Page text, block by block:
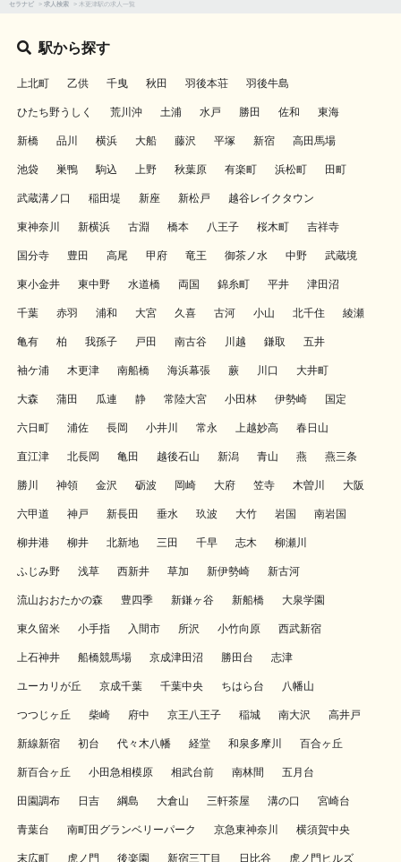
セラナビ > 求人検索 > 木更津駅の求人一覧
駅から探す
上北町 乙供 千曳 秋田 羽後本荘 羽後牛島
ひたち野うしく 荒川沖 土浦 水戸 勝田 佐和 東海
新橋 品川 横浜 大船 藤沢 平塚 新宿 高田馬場
池袋 巣鴨 駒込 上野 秋葉原 有楽町 浜松町 田町
武蔵溝ノ口 稲田堤 新座 新松戸 越谷レイクタウン
東神奈川 新横浜 古淵 橋本 八王子 桜木町 吉祥寺
国分寺 豊田 高尾 甲府 竜王 御茶ノ水 中野 武蔵境
東小金井 東中野 水道橋 両国 錦糸町 平井 津田沼
千葉 赤羽 浦和 大宮 久喜 古河 小山 北千住 綾瀬
亀有 柏 我孫子 戸田 南古谷 川越 鎌取 五井
袖ケ浦 木更津 南船橋 海浜幕張 蕨 川口 大井町
大森 蒲田 瓜連 静 常陸大宮 小田林 伊勢崎 国定
六日町 浦佐 長岡 小井川 常永 上越妙高 春日山
直江津 北長岡 亀田 越後石山 新潟 青山 燕 燕三条
勝川 神領 金沢 砺波 岡崎 大府 笠寺 木曽川 大阪
六甲道 神戸 新長田 垂水 玖波 大竹 岩国 南岩国
柳井港 柳井 北新地 三田 千早 志木 柳瀬川
ふじみ野 浅草 西新井 草加 新伊勢崎 新古河
流山おおたかの森 豊四季 新鎌ヶ谷 新船橋 大泉学園
東久留米 小手指 入間市 所沢 小竹向原 西武新宿
上石神井 船橋競馬場 京成津田沼 勝田台 志津
ユーカリが丘 京成千葉 千葉中央 ちはら台 八幡山
つつじヶ丘 柴崎 府中 京王八王子 稲城 南大沢 高井戸
新線新宿 初台 代々木八幡 経堂 和泉多摩川 百合ヶ丘
新百合ヶ丘 小田急相模原 相武台前 南林間 五月台
田園調布 日吉 綱島 大倉山 三軒茶屋 溝の口 宮崎台
青葉台 南町田グランベリーパーク 京急東神奈川 横須賀中央
末広町 虎ノ門 後楽園 新宿三丁目 日比谷 虎ノ門ヒルズ